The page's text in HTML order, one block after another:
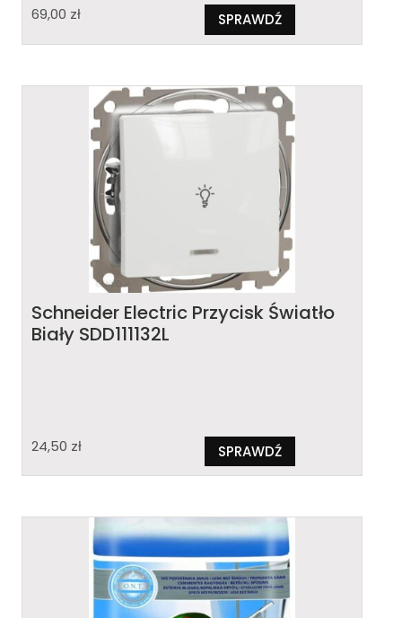
69,00 zł SPRAWDŹ
Schneider Electric Przycisk Światło
Biały SDD111132L
24,50 zł SPRAWDŹ